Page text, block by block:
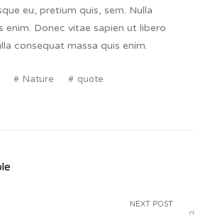
eu, pretium quis, sem. Nulla
enim. Donec vitae sapien ut libero
consequat massa quis enim.
Nature quote
NEXT POST